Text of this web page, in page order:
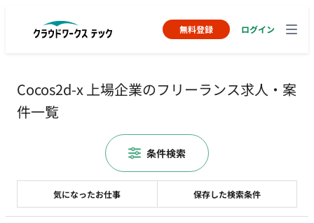
無料登録 ログイン
Cocos2d-x 上場企業のフリーランス求人・案
件一覧
気になったお仕事 保存した検索条件
条件検索